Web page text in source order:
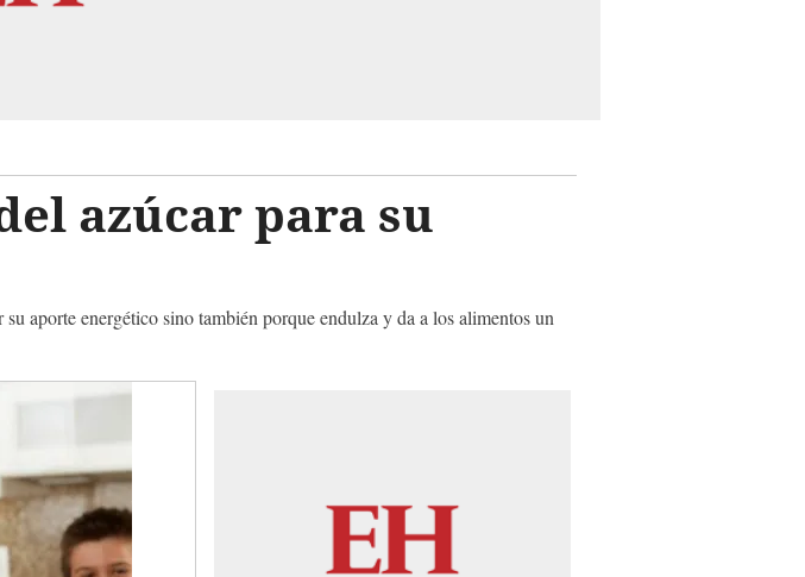
azúcar para su
aporte energético sino también porque endulza y da a los alimentos un